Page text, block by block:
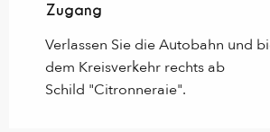
Zugang
Zugang
Verlassen Sie die Autobahn und
dem Kreisverkehr rechts ab
Schild "Citronneraie".